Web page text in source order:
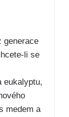
generace
li se
eukalyptu,
medem a